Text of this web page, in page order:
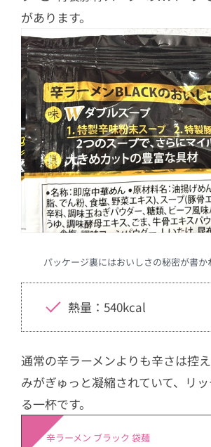
があります。
パッケージ裏にはおいしさの秘密が書か
熱量：540kcal
通常の辛ラーメンよりも辛さは控
みがぎゅっと凝縮されていて、リ
る一杯です。
辛ラーメン ブラック 袋麺